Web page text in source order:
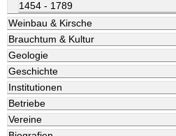
1454 - 1789
Weinbau & Kirsche
Brauchtum & Kultur
Geologie
Geschichte
Institutionen
Betriebe
Vereine